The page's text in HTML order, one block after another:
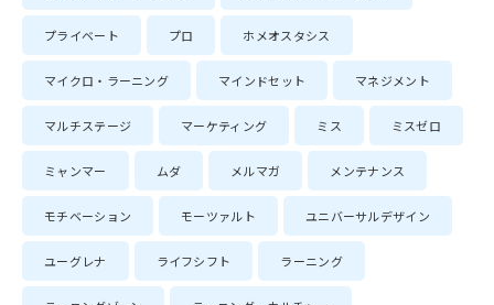
プライベート プロ ホメオスタシス
マイクロ・ラーニング マインドセット マネジメント
マルチステージ マーケティング ミス ミスゼロ
ミャンマー ムダ メルマガ メンテナンス
モチベーション モーツァルト ユニバーサルデザイン
ユーグレナ ライフシフト ラーニング